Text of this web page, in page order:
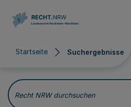
Startseite Suchergebnisse
Suchergebnisse
Recht NRW durchsuchen